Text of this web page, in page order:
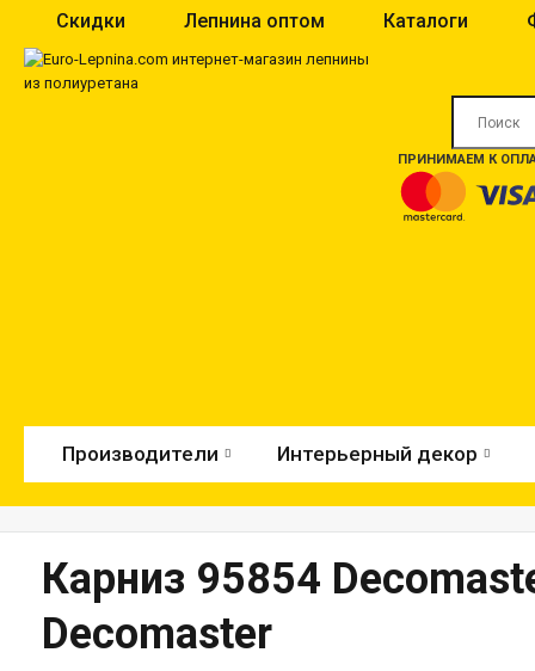
Скидки Лепнина оптом Каталоги
ПРИНИМАЕМ К
Производители Интерьерный декор
Карниз 95854
Decomaster